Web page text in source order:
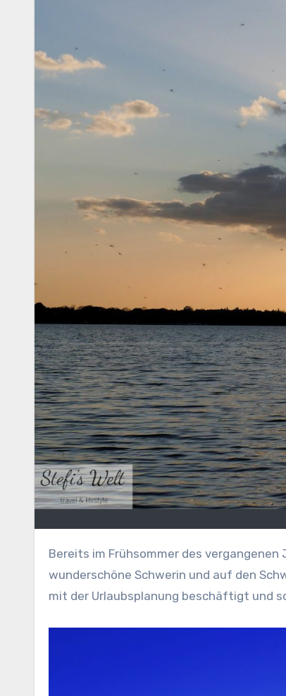
Bereits im Frühsommer des vergangenen Jahres hatten wir ein paar entspannte Tage im Norden der Republik verbracht. Dabei hatte es uns in das
wunderschöne Schwerin und auf den
mit der Urlaubsplanung beschäftigt und